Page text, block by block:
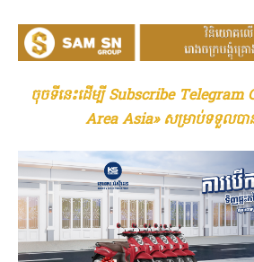
ចុចទីនេះដើម្បី Subscribe Telegram
Area Asia» សម្រាប់ទទួលបា